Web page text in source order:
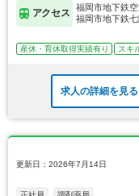
アクセス
福岡市地下鉄
福岡市地下鉄
産休・育休取得実績有り スキ
求人の詳細を見る
更新日：2026年7月14日